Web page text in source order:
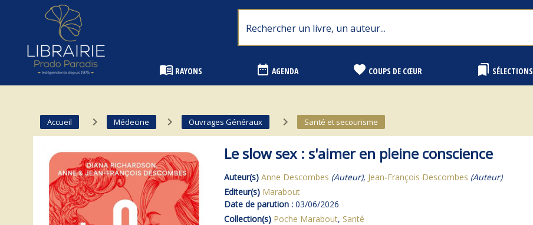
Librairie Prado Paradis - Marseille
menu_book RAYONS date_range AGENDA favorite COUPS DE CŒUR bookmarks SÉLECTIONS
Accueil navigate_next Médecine navigate_next Ouvrages Généraux navigate_next Santé et secourisme
Le slow sex : s'aimer en pleine conscience
Auteur(s) Anne Descombes (Auteur), Jean-François Descombes (Auteur)
Editeur(s) Marabout
Date de parution : 03/06/2026
Collection(s) Poche Marabout, Santé